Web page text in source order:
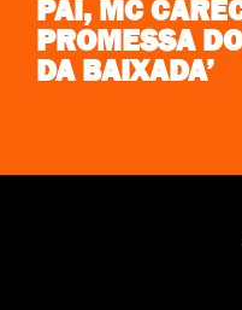
PAI, MC
PROMESSA
DA BAIXADA’